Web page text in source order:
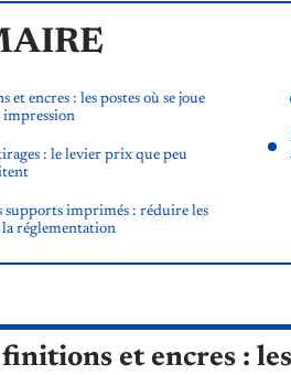
encres : les postes où se joue
: le levier prix que peu
supports imprimés : réduire les
réglementation
et encres :